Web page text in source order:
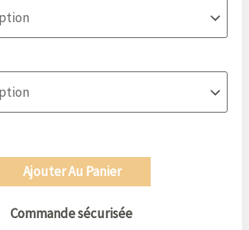
Ajouter Au Panier
Commande sécurisée